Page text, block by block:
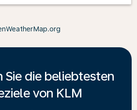
Sie die beliebtesten
von KLM